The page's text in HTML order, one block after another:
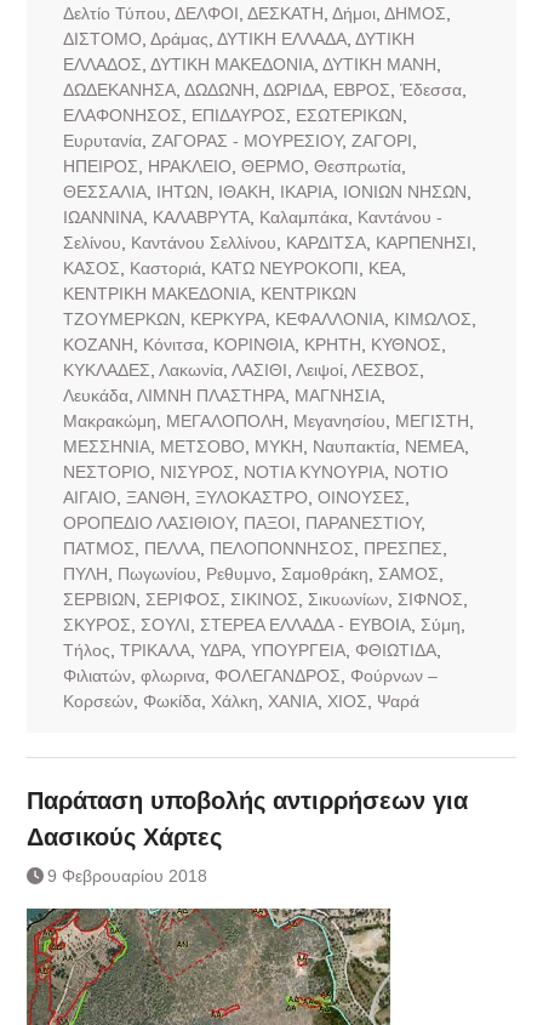
Δελτίο Τύπου ΔΕΛΦΟΙ ΔΕΣΚΑΤΗ Δήμοι, ΔΗΜΟΣ
ΔΙΣΤΟΜΟ Δράμας ΔΥΤΙΚΗ ΕΛΛΑΔΑ, ΔΥΤΙΚΗ
ΕΛΛΑΔΟΣ ΔΥΤΙΚΗ ΜΑΚΕΔΟΝΙΑ, ΔΥΤΙΚΗ ΜΑΝΗ
ΔΩΔΕΚΑΝΗΣΑ, ΔΩΔΩΝΗ ΔΩΡΙΔΑ, ΕΒΡΟΣ Έδεσσα,
ΕΛΑΦΟΝΗΣΟΣ
ΕΠΙΔΑΥΡΟΣ ΕΣΩΤΕΡΙΚΩΝ
Ευρυτανία, ΖΑΓΟΡΑΣ - ΜΟΥΡΕΣΙΟΥ, ΖΑΓΟΡΙ
ΗΠΕΙΡΟΣ
ΗΡΑΚΛΕΙΟ ΘΕΡΜΟ Θεσπρωτία,
ΘΕΣΣΑΛΙΑ, ΙΗΤΩΝ ΙΘΑΚΗ ΙΚΑΡΙΑ, ΙΟΝΙΩΝ ΝΗΣΩΝ
ΙΩΑΝΝΙΝΑ, ΚΑΛΑΒΡΥΤΑ, Καλαμπάκα, Καντάνου -
Σελίνου
Καντάνου Σελλίνου ΚΑΡΔΙΤΣΑ, ΚΑΡΠΕΝΗΣΙ
ΚΑΣΟΣ
Καστοριά, ΚΑΤΩ ΝΕΥΡΟΚΟΠΙ ΚΕΑ,
ΚΕΝΤΡΙΚΗ ΜΑΚΕΔΟΝΙΑ, ΚΕΝΤΡΙΚΩΝ
ΤΖΟΥΜΕΡΚΩΝ
ΚΕΡΚΥΡΑ, ΚΕΦΑΛΛΟΝΙΑ, ΚΙΜΩΛΟΣ
ΚΟΖΑΝΗ
Κόνιτσα, ΚΟΡΙΝΘΙΑ, ΚΡΗΤΗ ΚΥΘΝΟΣ
ΚΥΚΛΑΔΕΣ Λακωνία, ΛΑΣΙΘΙ Λειψοί, ΛΕΣΒΟΣ
Λευκάδα, ΛΙΜΝΗ ΠΛΑΣΤΗΡΑ, ΜΑΓΝΗΣΙΑ,
Μακρακώμη
ΜΕΓΑΛΟΠΟΛΗ Μεγανησίου ΜΕΓΙΣΤΗ
ΜΕΣΣΗΝΙΑ, ΜΕΤΣΟΒΟ ΜΥΚΗ Ναυπακτία, ΝΕΜΕΑ,
ΝΕΣΤΟΡΙΟ
ΝΙΣΥΡΟΣ ΝΟΤΙΑ ΚΥΝΟΥΡΙΑ, ΝΟΤΙΟ
ΑΙΓΑΙΟ
ΞΑΝΘΗ ΞΥΛΟΚΑΣΤΡΟ ΟΙΝΟΥΣΕΣ
ΟΡΟΠΕΔΙΟ ΛΑΣΙΘΙΟΥ, ΠΑΞΟΙ ΠΑΡΑΝΕΣΤΙΟΥ,
ΠΑΤΜΟΣ
ΠΕΛΛΑ, ΠΕΛΟΠΟΝΝΗΣΟΣ ΠΡΕΣΠΕΣ
ΠΥΛΗ
Πωγωνίου Ρεθυμνο Σαμοθράκη ΣΑΜΟΣ
ΣΕΡΒΙΩΝ
ΣΕΡΙΦΟΣ ΣΙΚΙΝΟΣ Σικυωνίων, ΣΙΦΝΟΣ
ΣΚΥΡΟΣ
ΣΟΥΛΙ ΣΤΕΡΕΑ ΕΛΛΑΔΑ - ΕΥΒΟΙΑ, Σύμη
Τήλος ΤΡΙΚΑΛΑ, ΥΔΡΑ, ΥΠΟΥΡΓΕΙΑ, ΦΘΙΩΤΙΔΑ,
Φιλιατών, φλωρινα, ΦΟΛΕΓΑΝΔΡΟΣ
Φούρνων –
Κορσεών, Φωκίδα, Χάλκη ΧΑΝΙΑ, ΧΙΟΣ Ψαρά
Παράταση υποβολής αντιρρήσεων για
Δασικούς Χάρτες
9 Φεβρουαρίου 2018